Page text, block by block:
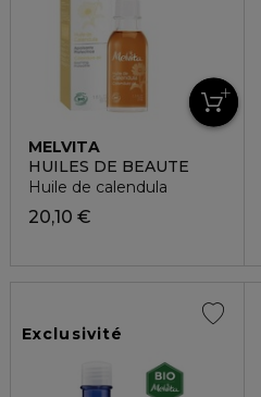
MELVITA
HUILES DE BEAUTE
Huile de calendula
20,10 €
Exclusivité